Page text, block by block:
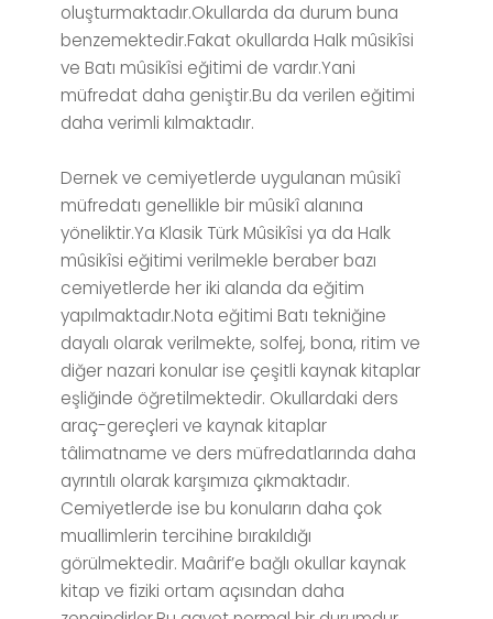
oluşturmaktadır.Okullarda da durum buna
benzemektedir.Fakat okullarda Halk mûsikîsi
ve Batı mûsikîsi eğitimi de vardır.Yani
müfredat daha geniştir.Bu da verilen eğitimi
daha verimli kılmaktadır.
Dernek ve cemiyetlerde uygulanan mûsikî
müfredatı genellikle bir mûsikî alanına
yöneliktir.Ya Klasik Türk Mûsikîsi ya da Halk
mûsikîsi eğitimi verilmekle beraber bazı
cemiyetlerde her iki alanda da eğitim
yapılmaktadır.Nota eğitimi Batı tekniğine
dayalı olarak verilmekte, solfej, bona, ritim ve
diğer nazari konular ise çeşitli kaynak kitaplar
eşliğinde öğretilmektedir. Okullardaki ders
araç-gereçleri ve kaynak kitaplar
tâlimatname ve ders müfredatlarında daha
ayrıntılı olarak karşımıza çıkmaktadır.
Cemiyetlerde ise bu konuların daha çok
muallimlerin tercihine bırakıldığı
görülmektedir. Maârif’e bağlı okullar kaynak
kitap ve fiziki ortam açısından daha